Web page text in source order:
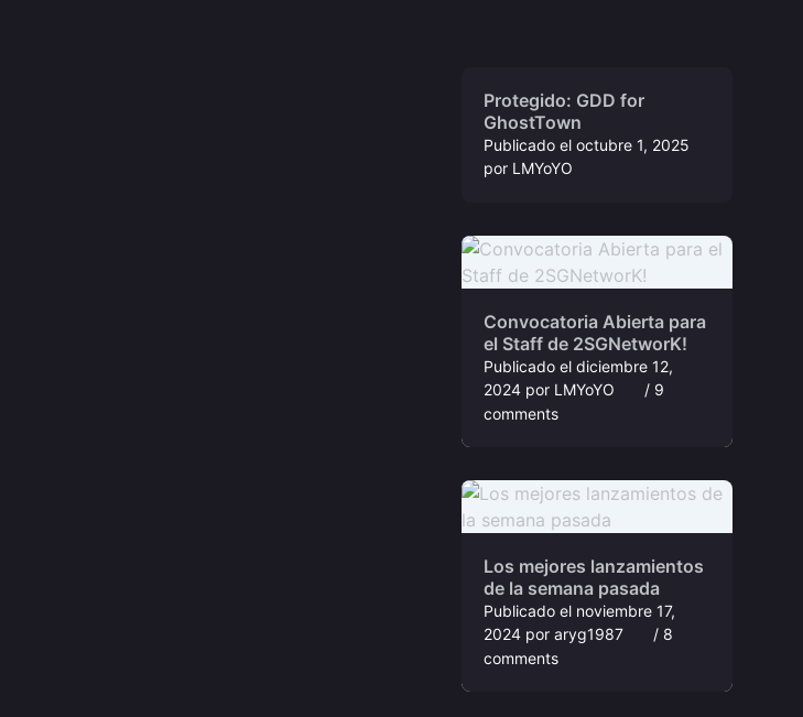
Protegido: GDD for
GhostTown
Publicado eloctubre 1, 2025
por LMYoYO
Convocatoria Abierta para
el Staff de 2SGNetworK!
Publicado eldiciembre 12,
2024 por LMYoYO
/ 9
comments
Los mejores lanzamientos
de la semana pasada
Publicado el noviembre 17,
2024 poraryg1987
/ 8
comments